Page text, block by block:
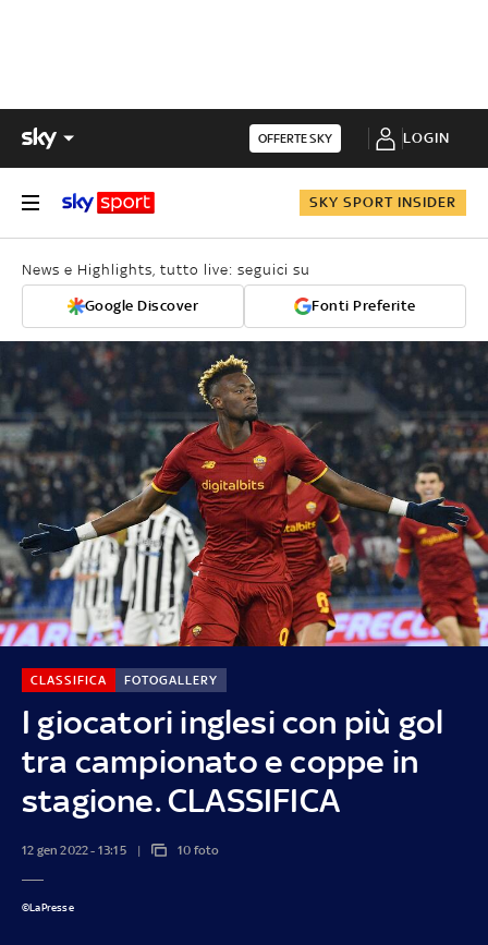
OFFERTE SKY LOGIN
SKY SPORT INSIDER
News e Highlights, tutto live: seguici su
Google Discover Fonti Preferite
I giocatori inglesi con più gol
tra campionato e coppe in
stagione. CLASSIFICA
CLASSIFICA FOTOGALLERY
12 gen 2022 - 13:15 10 foto
©LaPresse